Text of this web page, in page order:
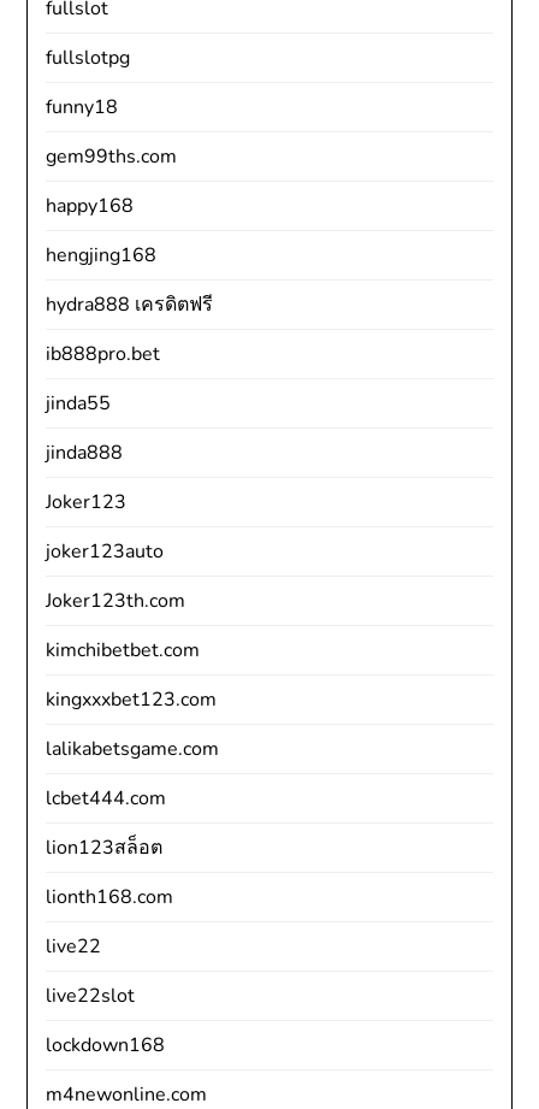
fullslot
fullslotpg
funny18
gem99ths.com
happy168
hengjing168
hydra888 เครดิตฟรี
ib888pro.bet
jinda55
jinda888
Joker123
joker123auto
Joker123th.com
kimchibetbet.com
kingxxxbet123.com
lalikabetsgame.com
lcbet444.com
lion123สล็อต
lionth168.com
live22
live22slot
lockdown168
m4newonline.com